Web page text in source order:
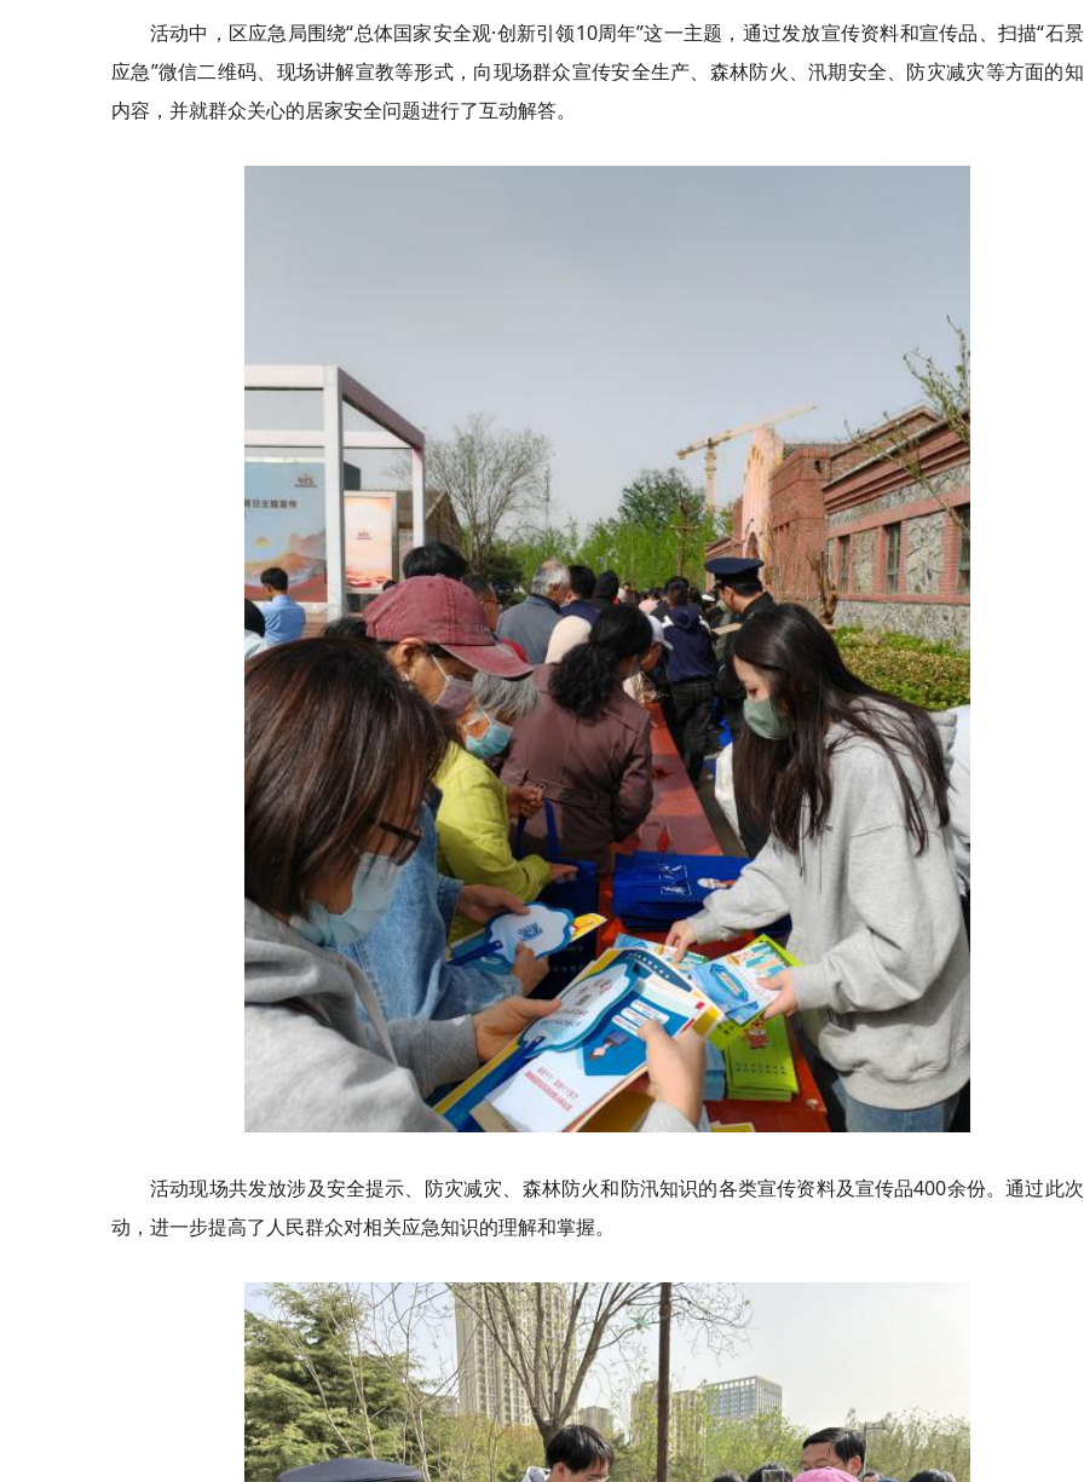
活动中，区应急局围绕“总体国家安全观·创新引领10周年”这一主题，通过发放宣传资料和宣传品、扫描“石
应急”微信二维码、现场讲解宣教等形式，向现场群众宣传安全生产、森林防火、汛期安全、防灾减灾等方面的
内容，并就群众关心的居家安全问题进行了互动解答。
活动现场共发放涉及安全提示、防灾减灾、森林防火和防汛知识的各类宣传资料及宣传品400余份。通过此
动，进一步提高了人民群众对相关应急知识的理解和掌握。